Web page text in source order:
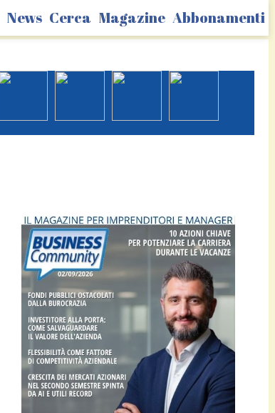
News Cerca Magazine Abbonamenti